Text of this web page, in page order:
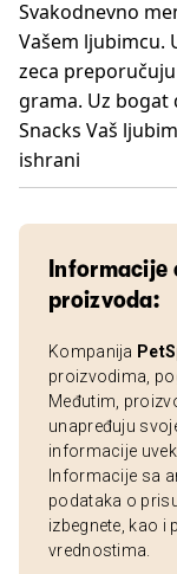
Svakodnevno
Vašem ljubimcu.
zeca
grama. Uz bogat
Snacks Vaš
ishrani
Informacije
proizvoda:
Kompanija
proizvodima,
Međutim,
unapređuju
informacije
Informacije sa
podataka o
izbegnete, kao i
vrednostima.